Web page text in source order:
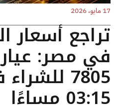
17 مايو، 2026
تراجع أسعار
7805
03:15 مساءًا